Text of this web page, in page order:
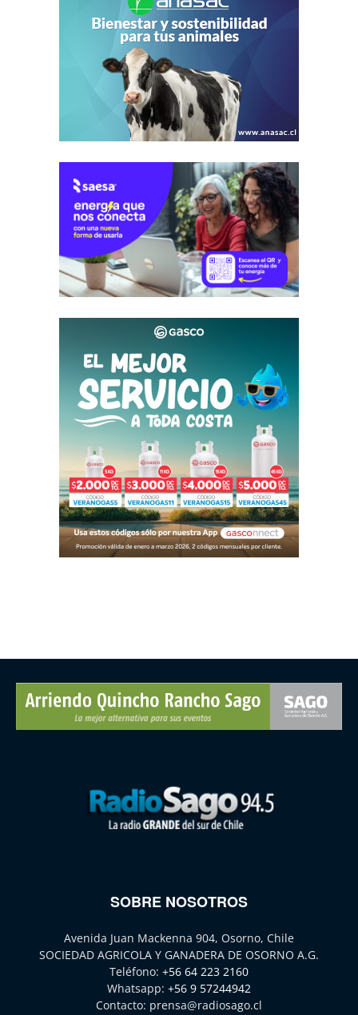
SOBRE NOSOTROS
Avenida Juan Mackenna 904, Osorno, Chile
SOCIEDAD AGRICOLA Y GANADERA DE OSORNO A.G.
Teléfono: +56 64 223 2160
Whatsapp: +56 9 57244942
Contacto: prensa@radiosago.cl